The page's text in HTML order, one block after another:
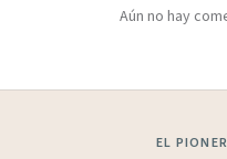
Aún no hay
EL